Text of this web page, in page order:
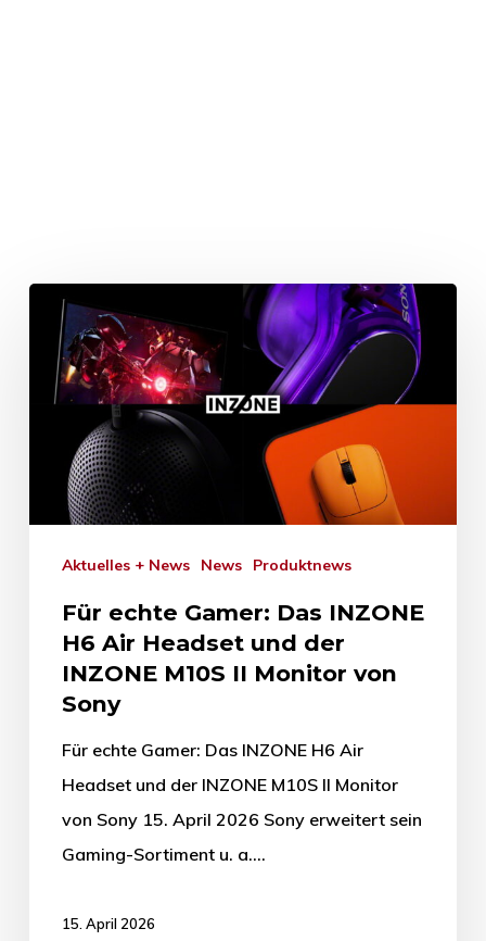
Aktuelles + News News Produktnews
Für echte Gamer: Das INZONE
H6 Air Headset und der
INZONE M10S II Monitor von
Sony
Für echte Gamer: Das INZONE H6 Air
Headset und der INZONE M10S II Monitor
von Sony 15. April 2026 Sony erweitert sein
Gaming-Sortiment u. a.…
15. April 2026